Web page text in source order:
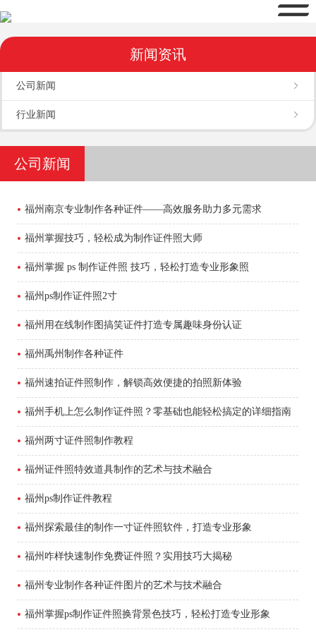
新闻资讯
公司新闻
行业新闻
公司新闻
福州南京专业制作各种证件——高效服务助力多元需求
福州掌握技巧，轻松成为制作证件照大师
福州掌握 ps 制作证件照 技巧，轻松打造专业形象照
福州ps制作证件照2寸
福州用在线制作图搞笑证件打造专属趣味身份认证
福州禹州制作各种证件
福州速拍证件照制作，解锁高效便捷的拍照新体验
福州手机上怎么制作证件照？零基础也能轻松搞定的详细指南
福州两寸证件照制作教程
福州证件照特效道具制作的艺术与技术融合
福州ps制作证件教程
福州探索最佳的制作一寸证件照软件，打造专业形象
福州咋样快速制作免费证件照？实用技巧大揭秘
福州专业制作各种证件图片的艺术与技术融合
福州掌握ps制作证件照换背景色技巧，轻松打造专业形象